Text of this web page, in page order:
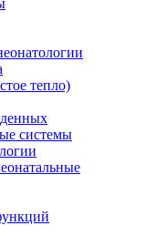
тепло)
системы